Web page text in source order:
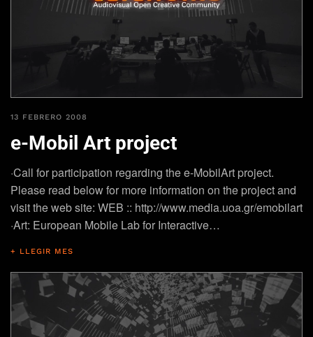
13 FEBRERO 2008
e-Mobil Art project
·Call for participation regarding the e-MobilArt project.
Please read below for more information on the project and
visit the web site: WEB :: http://www.media.uoa.gr/emobilart
·Art: European Mobile Lab for Interactive…
+ LLEGIR MES